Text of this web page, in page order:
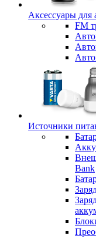
Аксессуары для
FM
Источники
Bank